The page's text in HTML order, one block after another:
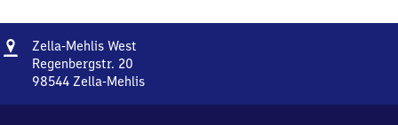
Adresse
Zella-Mehlis West
West
Regenbergstr. 20
98544 Zella-Mehlis